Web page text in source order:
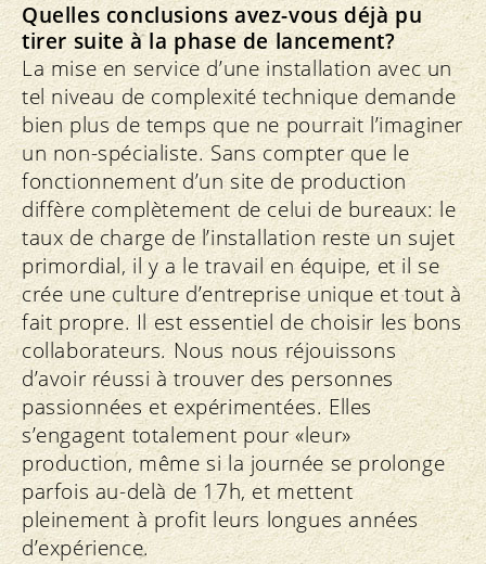
Quelles conclusions avez-vous déjà pu
tirer suite à la phase de lancement?
La mise en service d’une installation avec un
tel niveau de complexité technique demande
bien plus de temps que ne pourrait l’imaginer
un non-spécialiste. Sans compter que le
fonctionnement d’un site de production
diffère complètement de celui de bureaux: le
taux de charge de l’installation reste un sujet
primordial, il y a le travail en équipe, et il se
crée une culture d’entreprise unique et tout à
fait propre. Il est essentiel de choisir les bons
collaborateurs. Nous nous réjouissons
d’avoir réussi à trouver des personnes
passionnées et expérimentées. Elles
s’engagent totalement pour «leur»
production, même si la journée se prolonge
parfois au-delà de 17h, et mettent
pleinement à profit leurs longues années
d’expérience.